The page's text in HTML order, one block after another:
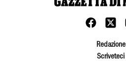
Redazione
Scriveteci